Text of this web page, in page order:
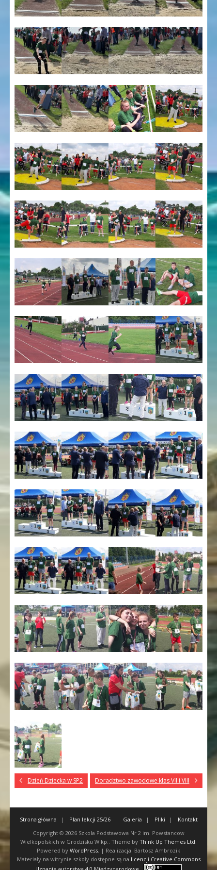
Dzień Dziecka w SP2 Doradztwo zawodowe klas VII i VIII
Strona główna Plan lekcji 25/26 Galeria Pliki
Kontakt
Copyright © 2026 Szkola Podstawowa Nr 2 im. Powstancow
Wielkopolskich w Grodzisku Wlkp.
. Theme by Think Up Themes Ltd
Powered by WordPress . | Realizacja: Bartosz Ambrozik
Materiały na witrynie szkoły dostępne są na licencji Creative Commons